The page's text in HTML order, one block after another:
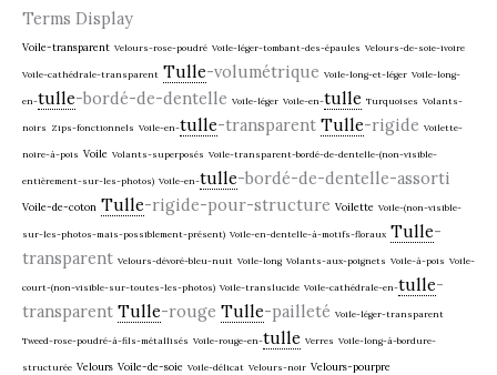
Terms Display
Voile-transparent Velours-rose-poudré Voile-léger-tombant-des-épaules Velours-de-soie-ivoire
Voile-cathédrale-transparent Tulle-volumétrique Voile-long-et-léger Voile-long-
en-tulle-bordé-de-dentelle Voile-léger Voile-en-tulle Turquoises Volants-
noirs Zips-fonctionnels Voile-en-tulle-transparent Tulle-rigide Voilette-
noire-à-pois Voile Volants-superposés Voile-transparent-bordé-de-dentelle-(non-visible-
entièrement-sur-les-photos) Voile-en-tulle-bordé-de-dentelle-assorti
Voile-de-coton Tulle-rigide-pour-structure Voilette Voile-(non-visible-
sur-les-photos-mais-possiblement-présent) Voile-en-dentelle-à-motifs-floraux Tulle-
transparent Velours-dévoré-bleu-nuit Voile-long Volants-aux-poignets Voile-à-pois Voile-
court-(non-visible-sur-toutes-les-photos) Voile-translucide Voile-cathédrale-en-tulle-
transparent Tulle-rouge Tulle-pailleté Voile-léger-transparent
Tweed-rose-poudré-à-fils-métallisés Voile-rouge-en-tulle Verres Voile-long-à-bordure-
structurée Velours Voile-de-soie Voile-délicat Velours-noir Velours-pourpre